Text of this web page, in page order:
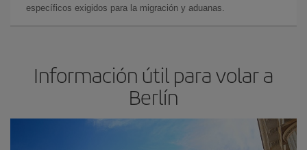
específicos exigidos para la migración y aduanas.
Información útil para volar a
Berlín